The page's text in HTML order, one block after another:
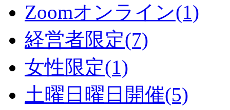
Zoomオンライン(1)
経営者限定(7)
女性限定(1)
土曜日曜日開催(5)